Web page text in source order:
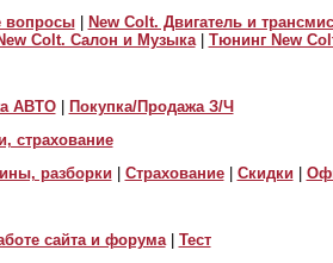
вопросы|
New Colt. Двигатель и
Colt. Салон и Музыка| Тюнинг New
АВТО|
Покупка/Продажа З/Ч
страхование
разборки Страхование| Скидки
сайта и форума| Тест